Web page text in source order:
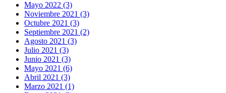
Mayo 2022 (3)
Noviembre 2021 (3)
Octubre 2021 (3)
Septiembre 2021 (2)
Agosto 2021 (3)
Julio 2021 (3)
Junio 2021 (3)
Mayo 2021 (6)
Abril 2021 (3)
Marzo 2021 (1)